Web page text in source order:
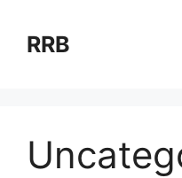
content
RRB